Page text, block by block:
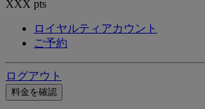
XXX pts
ロイヤルティアカウント
ご予約
ログアウト
料金を確認